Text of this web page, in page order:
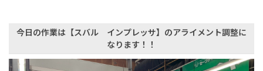
今日の作業は【スバル インプレッサ】のアライメント調整に
なります！！